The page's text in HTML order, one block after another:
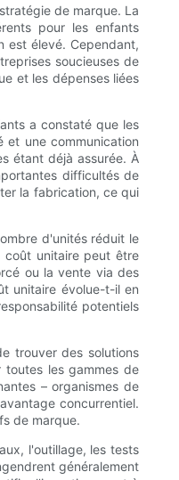
de marque. La
pour les enfants
est élevé. Cependant,
soucieuses de
et les dépenses liées
a constaté que les
et une communication
étant déjà assurée. À
difficultés de
la fabrication, ce qui
d'unités réduit le
coût unitaire peut être
ou la vente via des
unitaire évolue-t-il en
potentiels
trouver des solutions
toutes les gammes de
– organismes de
concurrentiel.
de marque.
l'outillage, les tests
généralement